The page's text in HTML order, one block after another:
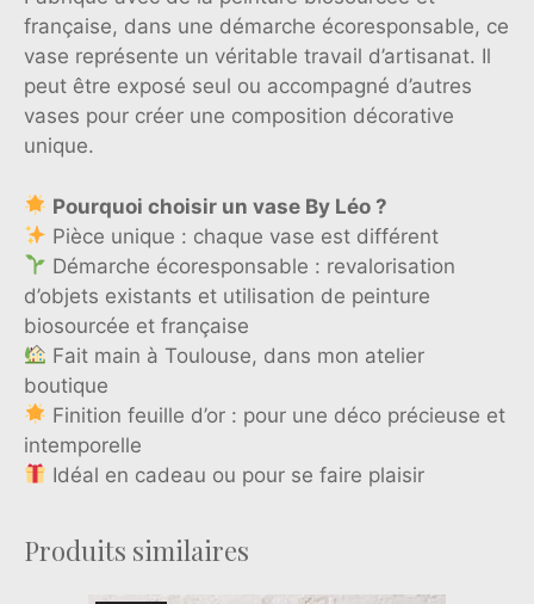
française, dans une démarche écoresponsable, ce
vase représente un véritable travail d’artisanat. Il
peut être exposé seul ou accompagné d’autres
vases pour créer une composition décorative
unique.
Pourquoi choisir un vase By Léo ?
Pièce unique : chaque vase est différent
Démarche écoresponsable : revalorisation
d’objets existants et utilisation de peinture
biosourcée et française
Fait main à Toulouse, dans mon atelier
boutique
Finition feuille d’or : pour une déco précieuse et
intemporelle
Idéal en cadeau ou pour se faire plaisir
Produits similaires